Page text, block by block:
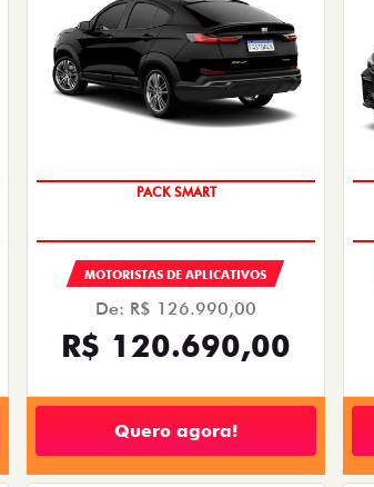
PACK SMART
MOTORISTAS DE APLICATIVOS
De: R$ 126.990,00
R$ 120.690,00
Quero agora!